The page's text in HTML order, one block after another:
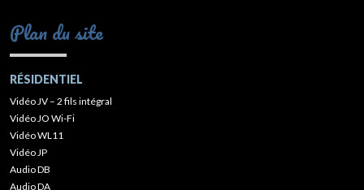
Plan du site
RÉSIDENTIEL
Vidéo JV – 2 fils intégral
Vidéo JO Wi-Fi
Vidéo WL11
Vidéo JP
Audio DB
Audio DA